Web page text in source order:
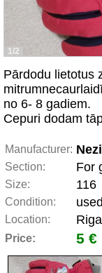
1/2
Pārdodu lietotus
no 6- 8 gadiem.
Cepuri dodam
Manufacturer:
Section: For
Size: 116
Condition: used
Location:
Price: 5 €